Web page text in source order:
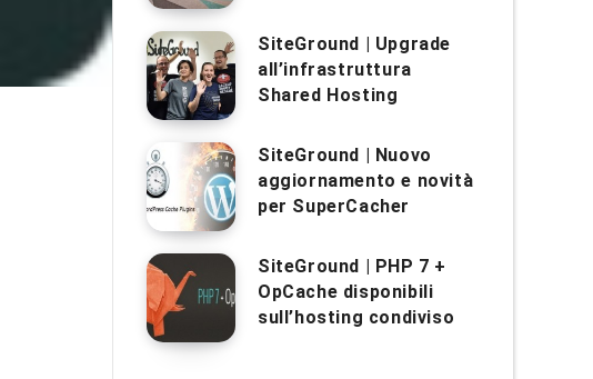
SiteGround | Upgrade
all’infrastruttura
Shared Hosting
SiteGround | Nuovo
aggiornamento e novità
per SuperCacher
SiteGround | PHP 7 +
OpCache disponibili
sull’hosting condiviso